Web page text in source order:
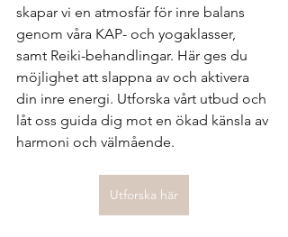
skapar vi en atmosfär för inre balans
genom våra KAP- och yogaklasser,
samt Reiki-behandlingar. Här ges du
möjlighet att slappna av och aktivera
din inre energi. Utforska vårt utbud och
låt oss guida dig mot en ökad känsla av
harmoni och välmående.
Utforska här